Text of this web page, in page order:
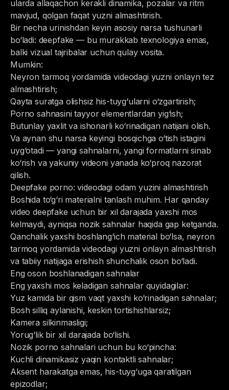
ularda allaqachon kerakli dinamika, pozalar va ritm
mavjud, qolgan faqat yuzni almashtirish.
Bir necha urinishdan keyin asosiy narsa tushunarli
bo‘ladi: deepfake — bu murakkab texnologiya emas,
balki vizual tajribalar uchun qulay vosita.
Mumkin:
Neyron tarmoq yordamida videodagi yuzni onlayn tez
almashtirish;
Qayta suratga olishsiz his-tuyg‘ularni o‘zgartirish;
Porno sahnasini tayyor elementlardan yig‘ish;
Butunlay yaxlit va ishonarli ko‘rinadigan natijani olish.
Va aynan shu narsa keyingi bosqichga o‘tish istagini
uyg‘otadi — yangi sahnalarni, yangi formatlarni sinab
ko‘rish va yakuniy videoni yanada ko‘proq nazorat
qilish.
Deepfake porno: videodagi odam yuzini almashtirish
Boshida to‘g‘ri materialni tanlash muhim. Har qanday
video deepfake uchun bir xil darajada yaxshi mos
kelmaydi, ayniqsa nozik sahnalar haqida gap ketganda.
Qanchalik yaxshi boshlang‘ich material bo‘lsa, neyron
tarmoq yordamida videodagi yuzni onlayn almashtirish
va tabiiy natijaga erishish shunchalik oson bo‘ladi.
Eng oson boshlanadigan sahnalar
Eng yaxshi mos keladigan sahnalar quyidagilar:
Yuz kamida bir qism vaqt yaxshi ko‘rinadigan sahnalar;
Bosh silliq aylanishi, keskin tortishishlarsiz;
Kamera silkinmasligi;
Yorug‘lik bir xil darajada bo‘lishi.
Nozik porno sahnalari uchun bu ko‘pincha:
Kuchli dinamikasiz yaqin kontaktli sahnalar;
Aksent harakatga emas, his-tuyg‘uga qaratilgan
epizodlar;